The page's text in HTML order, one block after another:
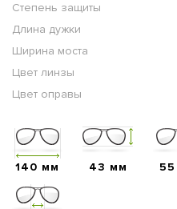
Степень защиты
Длина дужки
Ширина моста
Цвет линзы
Цвет оправы
140 мм 43 мм